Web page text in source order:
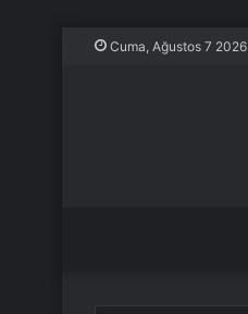
Cuma, Ağustos 7 2026